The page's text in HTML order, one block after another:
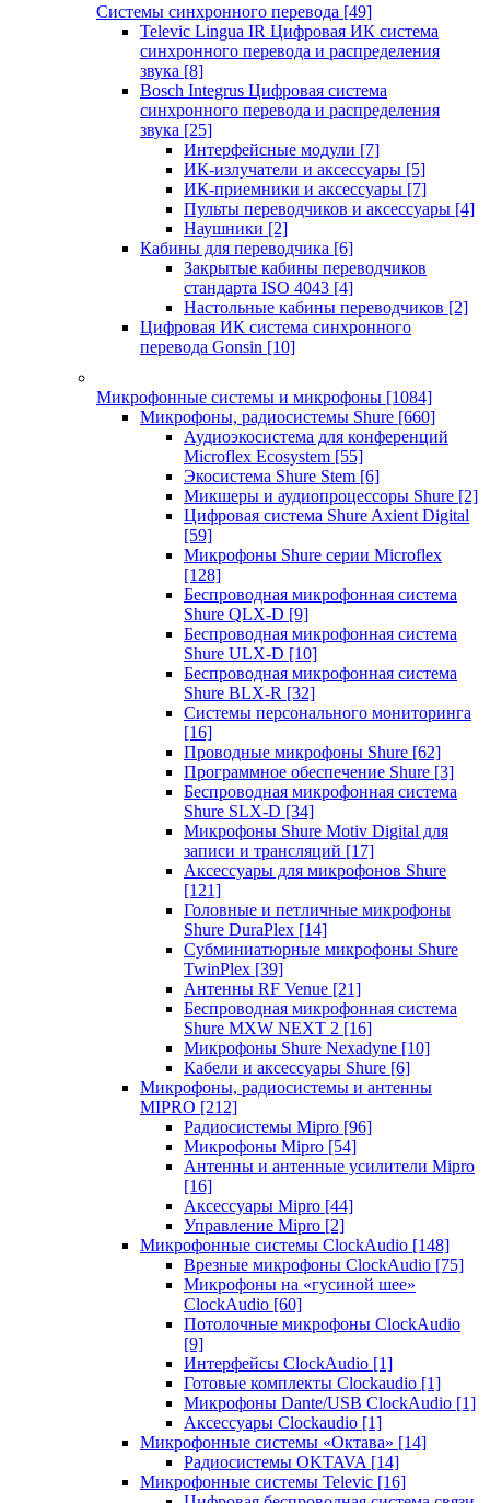
Системы синхронного перевода [49]
Televic Lingua IR Цифровая ИК система
синхронного перевода и распределения
звука [8]
Bosch Integrus Цифровая система
синхронного перевода и распределения
звука [25]
Интерфейсные модули [7]
ИК-излучатели и аксессуары [5]
ИК-приемники и аксессуары [7]
Пульты переводчиков и аксессуары [4]
Наушники [2]
Кабины для переводчика [6]
Закрытые кабины переводчиков
стандарта ISO 4043 [4]
Настольные кабины переводчиков [2]
Цифровая ИК система синхронного
перевода Gonsin [10]
Микрофонные системы и микрофоны [1084]
Микрофоны, радиосистемы Shure [660]
Аудиоэкосистема для конференций
Microflex Ecosystem [55]
Экосистема Shure Stem [6]
Микшеры и аудиопроцессоры Shure [2]
Цифровая система Shure Axient Digital
[59]
Микрофоны Shure серии Microflex
[128]
Беспроводная микрофонная система
Shure QLX-D [9]
Беспроводная микрофонная система
Shure ULX-D [10]
Беспроводная микрофонная система
Shure BLX-R [32]
Системы персонального мониторинга
[16]
Проводные микрофоны Shure [62]
Программное обеспечение Shure [3]
Беспроводная микрофонная система
Shure SLX-D [34]
Микрофоны Shure Motiv Digital для
записи и трансляций [17]
Аксессуары для микрофонов Shure
[121]
Головные и петличные микрофоны
Shure DuraPlex [14]
Субминиатюрные микрофоны Shure
TwinPlex [39]
Антенны RF Venue [21]
Беспроводная микрофонная система
Shure MXW NEXT 2 [16]
Микрофоны Shure Nexadyne [10]
Кабели и аксессуары Shure [6]
Микрофоны, радиосистемы и антенны
MIPRO [212]
Радиосистемы Mipro [96]
Микрофоны Mipro [54]
Антенны и антенные усилители Mipro
[16]
Аксессуары Mipro [44]
Управление Mipro [2]
Микрофонные системы ClockAudio [148]
Врезные микрофоны ClockAudio [75]
Микрофоны на «гусиной шее»
ClockAudio [60]
Потолочные микрофоны ClockAudio
[9]
Интерфейсы ClockAudio [1]
Готовые комплекты Clockaudio [1]
Микрофоны Dante/USB ClockAudio [1]
Аксессуары Clockaudio [1]
Микрофонные системы «Октава» [14]
Радиосистемы OKTAVA [14]
Микрофонные системы Televic [16]